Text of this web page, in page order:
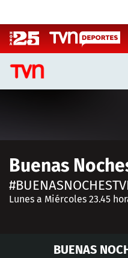
TVN VERTICAL
TVN PLAY
TELESERIES
Buenas
Lunes a Miércoles 23.45
BUENAS